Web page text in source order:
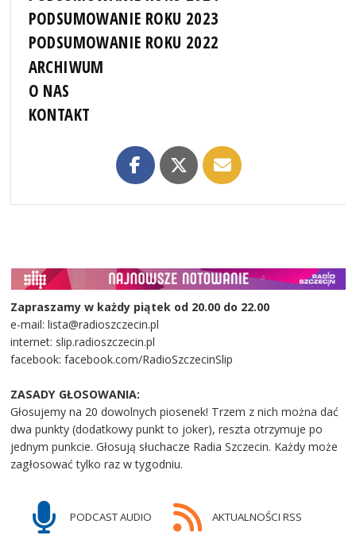
PODSUMOWANIE ROKU 2023
PODSUMOWANIE ROKU 2022
ARCHIWUM
O NAS
KONTAKT
Zapraszamy w każdy piątek od 20.00 do 22.00
e-mail: lista@radioszczecin.pl
internet: slip.radioszczecin.pl
facebook: facebook.com/RadioSzczecinSlip
ZASADY GŁOSOWANIA:
Głosujemy na 20 dowolnych piosenek! Trzem z nich można dać
dwa punkty (dodatkowy punkt to joker), reszta otrzymuje po
jednym punkcie. Głosują słuchacze Radia Szczecin. Każdy może
zagłosować tylko raz w tygodniu.
PODCAST AUDIO AKTUALNOŚCI RSS